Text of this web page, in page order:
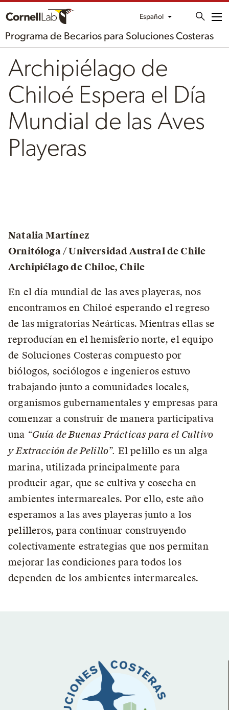
Español
Programa de Becarios para Soluciones Costeras
Archipiélago de
Chiloé Espera el Día
Mundial de las Aves
Playeras
Natalia Martínez
Ornitóloga / Universidad Austral de Chile
Archipiélago de Chiloe, Chile
En el día mundial de las aves playeras, nos
encontramos en Chiloé esperando el regreso
de las migratorias Neárticas. Mientras ellas se
reproducían en el hemisferio norte, el equipo
de Soluciones Costeras compuesto por
biólogos, sociólogos e ingenieros estuvo
trabajando junto a comunidades locales,
organismos gubernamentales y empresas para
comenzar a construir de manera participativa
una “Guía de Buenas Prácticas para el Cultivo
y Extracción de Pelillo”. El pelillo es un alga
marina, utilizada principalmente para
producir agar, que se cultiva y cosecha en
ambientes intermareales. Por ello, este año
esperamos a las aves playeras junto a los
pelilleros, para continuar construyendo
colectivamente estrategias que nos permitan
mejorar las condiciones para todos los
dependen de los ambientes intermareales.